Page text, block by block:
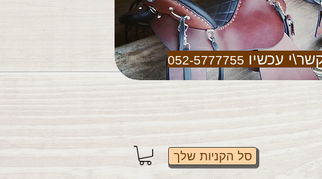
עכשיו 052-5777755
סל הקניות שלך